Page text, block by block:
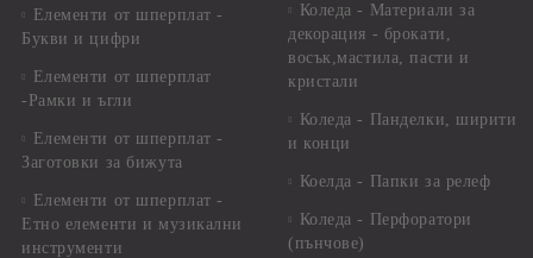
Елементи от шперплат -
Букви и цифри
Елементи от шперплат
-Рамки и ъгли
Елементи от шперплат -
Заготовки за бижута
Елементи от шперплат -
Етно елементи и музикални
инструменти
Коледа - Материали за
декорация - брокати,
восък,мастила, пасти и
кристали
Коледа - Панделки, ширити
и конци
Коелда - Папки за релеф
Коледа - Перфоратори
(пънчове)